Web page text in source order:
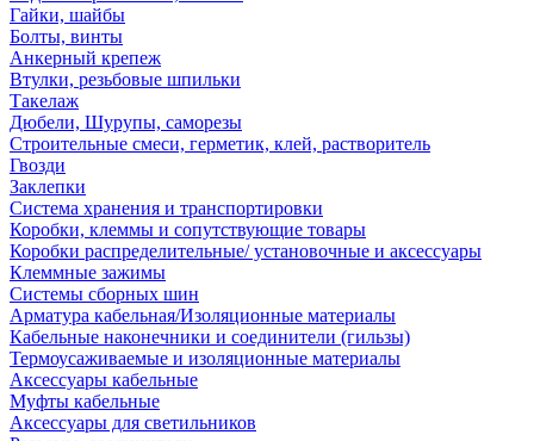
Гайки, шайбы
Болты, винты
Анкерный крепеж
Втулки, резьбовые шпильки
Такелаж
Дюбели, Шурупы, саморезы
Строительные смеси, герметик, клей, растворитель
Гвозди
Заклепки
Система хранения и транспортировки
Коробки, клеммы и сопутствующие товары
Коробки распределительные/ установочные и аксессуары
Клеммные зажимы
Системы сборных шин
Арматура кабельная/Изоляционные материалы
Кабельные наконечники и соединители (гильзы)
Термоусаживаемые и изоляционные материалы
Аксессуары кабельные
Муфты кабельные
Аксессуары для светильников